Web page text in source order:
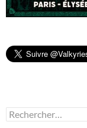
Rechercher :